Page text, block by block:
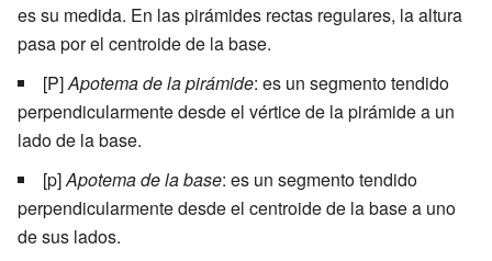
es su medida. En las pirámides rectas regulares, la altura
pasa por el centroide de la base.
[P]Apotema de la pirámide: es un segmento tendido
perpendicularmente desde el vértice de la pirámide a un
lado de la base.
[p]Apotema de la base: es un segmento tendido
perpendicularmente desde el centroide de la base a uno
de sus lados.